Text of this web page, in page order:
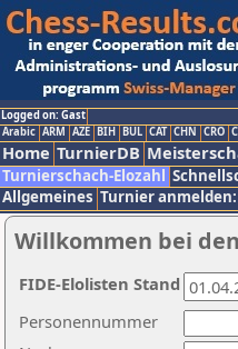
Logged on: Gast
Arabic ARM AZE BIH BUL CAT CHN CRO
Home TurnierDB
Turnierschach-Elozahl
Allgemeines Turnier anmelden:
Willkommen bei
Personennummer
FIDE-Elolisten Stand